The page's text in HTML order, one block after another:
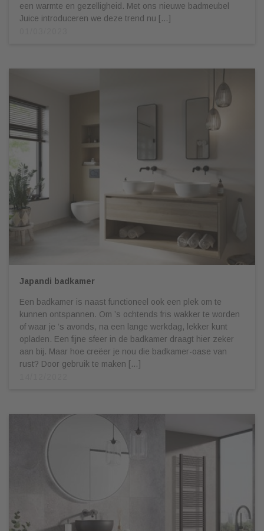
een warmte en gezelligheid. Met ons nieuwe badmeubel
Juice introduceren we deze trend nu […]
Japandi badkamer
Een badkamer is naast functioneel ook een plek om te
kunnen ontspannen. Om ’s ochtends fris wakker te worden
of waar je ’s avonds, na een lange werkdag, lekker kunt
opladen. Een fijne sfeer in de badkamer draagt hier zeker
aan bij. Maar hoe creëer je nou die badkamer-oase van
rust? Door gebruik te maken […]